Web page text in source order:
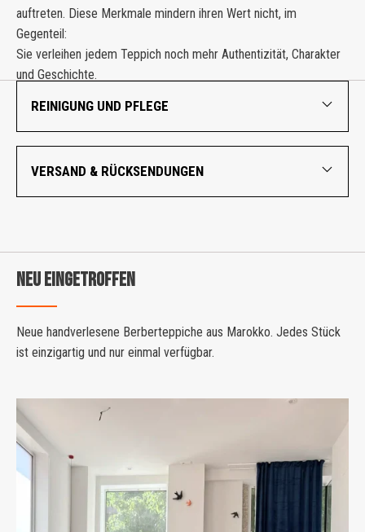
auftreten. Diese Merkmale mindern ihren Wert nicht, im
Gegenteil:
Sie verleihen jedem Teppich noch mehr Authentizität, Charakter
und Geschichte.
REINIGUNG UND PFLEGE
VERSAND & RÜCKSENDUNGEN
NEU EINGETROFFEN
Neue handverlesene Berberteppiche aus Marokko. Jedes Stück
ist einzigartig und nur einmal verfügbar.